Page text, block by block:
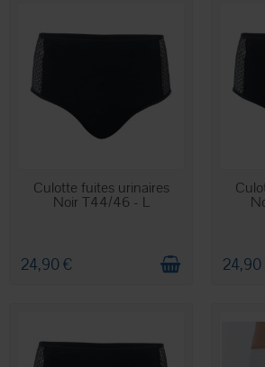
EN STOCK
Culotte fuites urinaires
Noir T44/46 - L
24,90 € 24,90